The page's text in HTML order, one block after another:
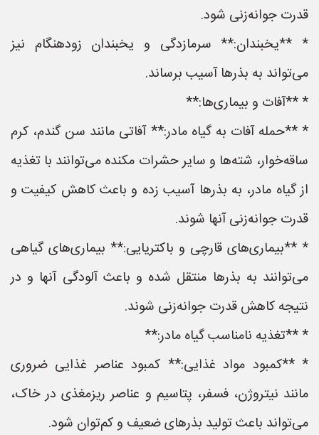
قدرت جوانه‌زنی شود.
* **یخبندان:** سرمازدگی و یخبندان زودهنگام نیز
می‌تواند به بذرها آسیب برساند.
* **آفات و بیماری‌ها:**
* **حمله آفات به گیاه مادر:** آفاتی مانند سن گندم، کرم
ساقه‌خوار، شته‌ها و سایر حشرات مکنده می‌توانند با تغذیه
از گیاه مادر، به بذرها آسیب زده و باعث کاهش کیفیت و
قدرت جوانه‌زنی آنها شوند.
* **بیماری‌های قارچی و باکتریایی:** بیماری‌های گیاهی
می‌توانند به بذرها منتقل شده و باعث آلودگی آنها و در
نتیجه کاهش قدرت جوانه‌زنی شوند.
* **تغذیه نامناسب گیاه مادر:**
* **کمبود مواد غذایی:** کمبود عناصر غذایی ضروری
مانند نیتروژن، فسفر، پتاسیم و عناصر ریزمغذی در خاک،
می‌تواند باعث تولید بذرهای ضعیف و کم‌توان شود.